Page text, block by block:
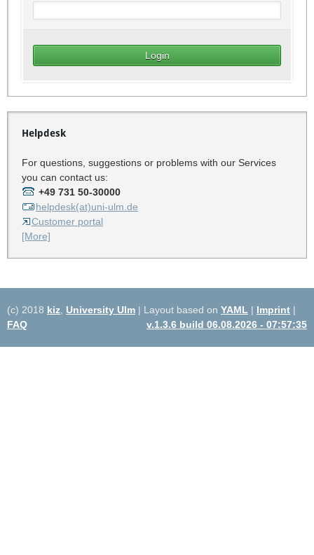
Helpdesk
For questions, suggestions or problems with our Services
you can contact us:
+49 731 50-30000
helpdesk(at)uni-ulm.de
Customer portal
[More]
(c) 2018 kiz University Ulm | Layout based on YAML | Imprint |
FAQ
v.1.3.6 build 06.08.2026 - 07:57:35